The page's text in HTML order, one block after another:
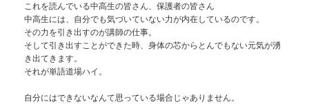
これを読んでいる中高生の皆さん、保護者の皆さん
中高生には、自分でも気づいていない力が内在しているのです。
その力を引き出すのが講師の仕事。
そして引き出すことができた時、身体の芯からとんでもない元気が湧
き出てきます。
それが単語道場ハイ。
自分にはできないなんて思っている場合じゃありません。